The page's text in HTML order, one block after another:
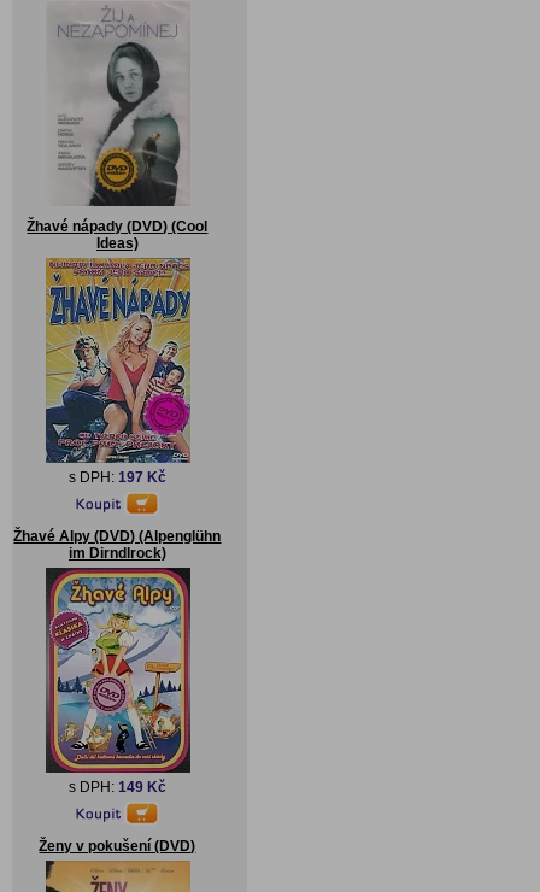
Žhavé nápady (DVD) (Cool
Ideas)
s DPH: 197 Kč
Žhavé Alpy (DVD) (Alpenglühn
im Dirndlrock)
s DPH: 149 Kč
Ženy v pokušení (DVD)